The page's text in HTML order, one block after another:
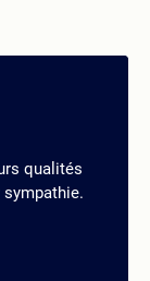
qualités
sympathie.